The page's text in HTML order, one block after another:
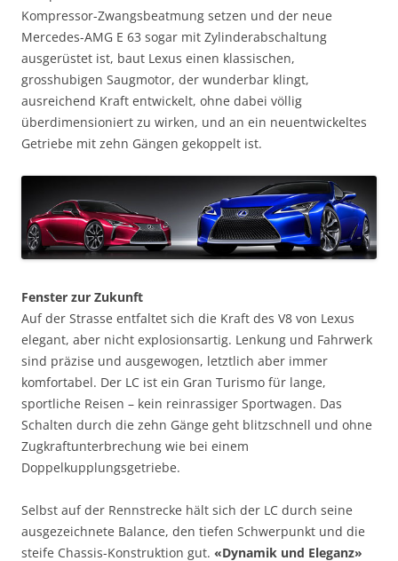
Kompressor-Zwangsbeatmung setzen und der neue
Mercedes-AMG E 63 sogar mit Zylinderabschaltung
ausgerüstet ist, baut Lexus einen klassischen,
grosshubigen Saugmotor, der wunderbar klingt,
ausreichend Kraft entwickelt, ohne dabei völlig
überdimensioniert zu wirken, und an ein neuentwickeltes
Getriebe mit zehn Gängen gekoppelt ist.
Fenster zur Zukunft
Auf der Strasse entfaltet sich die Kraft des V8 von Lexus
elegant, aber nicht explosionsartig. Lenkung und Fahrwerk
sind präzise und ausgewogen, letztlich aber immer
komfortabel. Der LC ist ein Gran Turismo für lange,
sportliche Reisen – kein reinrassiger Sportwagen. Das
Schalten durch die zehn Gänge geht blitzschnell und ohne
Zugkraftunterbrechung wie bei einem
Doppelkupplungsgetriebe.
Selbst auf der Rennstrecke hält sich der LC durch seine
ausgezeichnete Balance, den tiefen Schwerpunkt und die
steife Chassis-Konstruktion gut. «Dynamik und Eleganz»